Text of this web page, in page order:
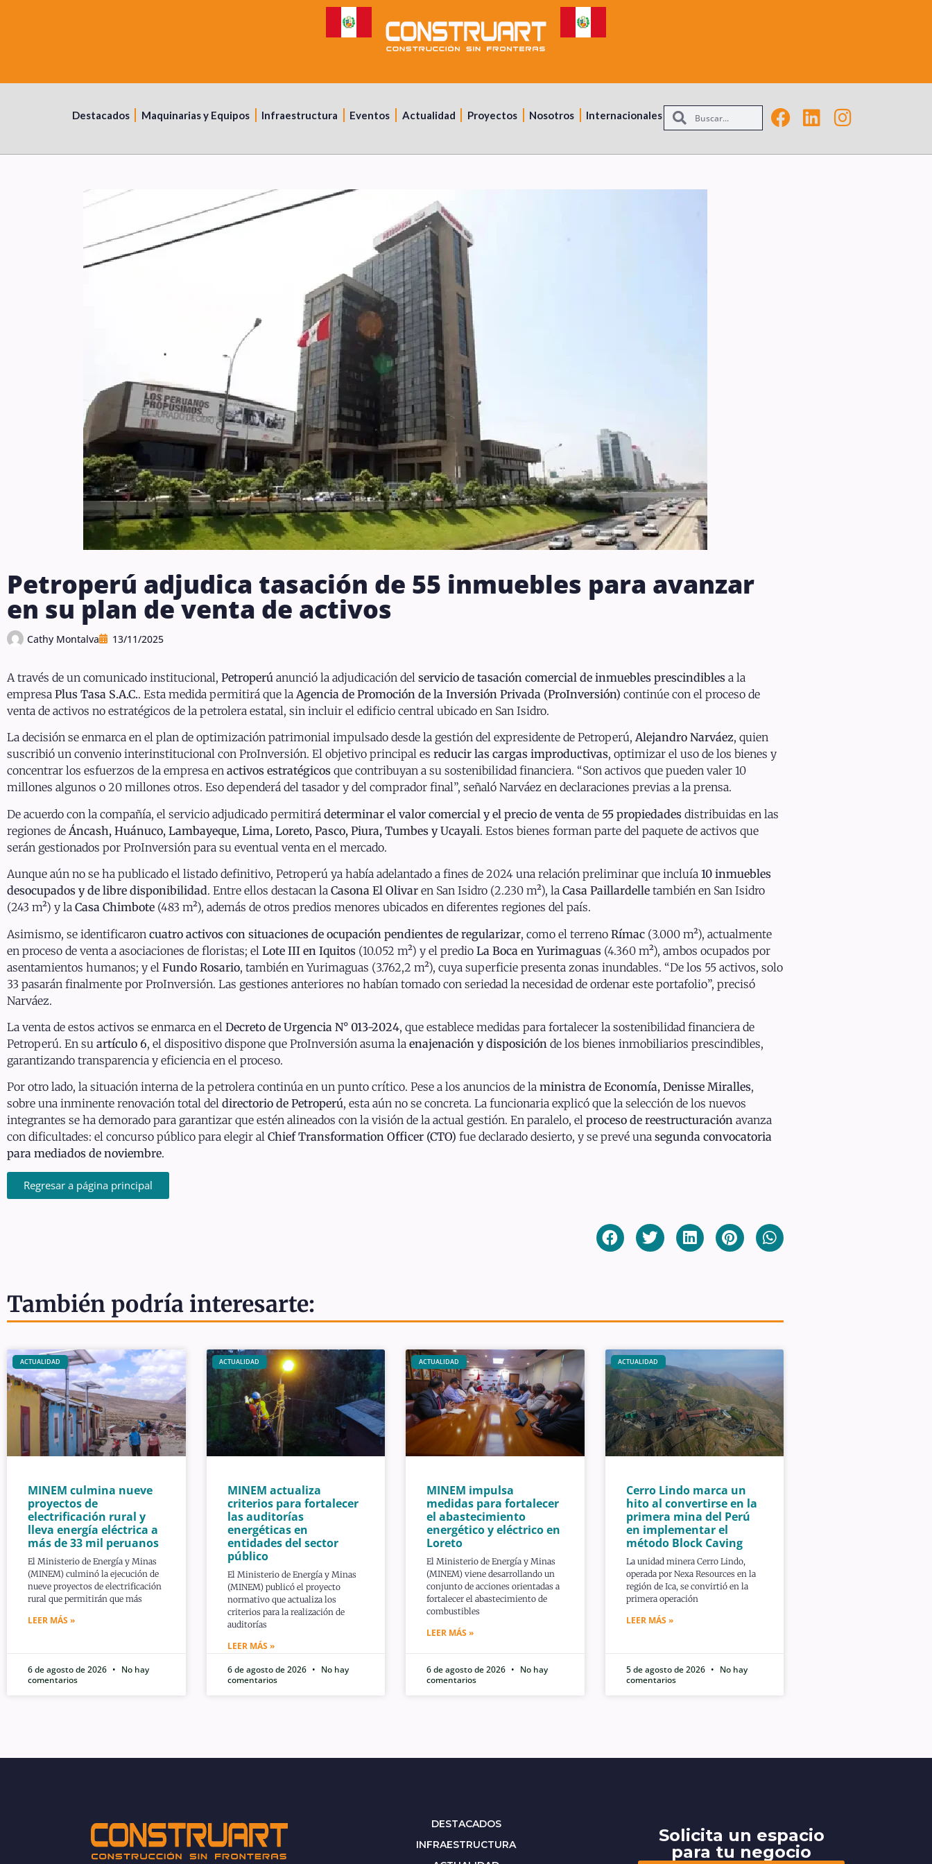
Destacados Maquinarias y Equipos Infraestructura Eventos Actualidad Proyectos Nosotros Internacionales
Petroperú adjudica tasación de 55 inmuebles para avanzar
en su plan de venta de activos
Cathy Montalva 13/11/2025
A través de un comunicado institucional, Petroperú anunció la adjudicación del servicio de tasación comercial de inmuebles prescindibles a la
empresa Plus Tasa S.A.C.. Esta medida permitirá que la Agencia de Promoción de la Inversión Privada (ProInversión) continúe con el proceso de
venta de activos no estratégicos de la petrolera estatal, sin incluir el edificio central ubicado en San Isidro.
La decisión se enmarca en el plan de optimización patrimonial impulsado desde la gestión del expresidente de Petroperú, Alejandro Narváez, quien
suscribió un convenio interinstitucional con ProInversión. El objetivo principal es reducir las cargas improductivas, optimizar el uso de los bienes y
concentrar los esfuerzos de la empresa en activos estratégicos que contribuyan a su sostenibilidad financiera. “Son activos que pueden valer 10
millones algunos o 20 millones otros. Eso dependerá del tasador y del comprador final”, señaló Narváez en declaraciones previas a la prensa.
De acuerdo con la compañía, el servicio adjudicado permitirá determinar el valor comercial y el precio de venta de 55 propiedades distribuidas en las
regiones de Áncash, Huánuco, Lambayeque, Lima, Loreto, Pasco, Piura, Tumbes y Ucayali. Estos bienes forman parte del paquete de activos que
serán gestionados por ProInversión para su eventual venta en el mercado.
Aunque aún no se ha publicado el listado definitivo, Petroperú ya había adelantado a fines de 2024 una relación preliminar que incluía 10 inmuebles
desocupados y de libre disponibilidad. Entre ellos destacan la Casona El Olivar en San Isidro (2.230 m²), la Casa Paillardelle también en San Isidro
(243 m²) y la Casa Chimbote (483 m²), además de otros predios menores ubicados en diferentes regiones del país.
Asimismo, se identificaron cuatro activos con situaciones de ocupación pendientes de regularizar, como el terreno Rímac (3.000 m²), actualmente
en proceso de venta a asociaciones de floristas; el Lote III en Iquitos (10.052 m²) y el predio La Boca en Yurimaguas (4.360 m²), ambos ocupados por
asentamientos humanos; y el Fundo Rosario, también en Yurimaguas (3.762,2 m²), cuya superficie presenta zonas inundables. “De los 55 activos, solo
33 pasarán finalmente por ProInversión. Las gestiones anteriores no habían tomado con seriedad la necesidad de ordenar este portafolio”, precisó
Narváez.
La venta de estos activos se enmarca en el Decreto de Urgencia N° 013-2024, que establece medidas para fortalecer la sostenibilidad financiera de
Petroperú. En su artículo 6, el dispositivo dispone que ProInversión asuma la enajenación y disposición de los bienes inmobiliarios prescindibles,
garantizando transparencia y eficiencia en el proceso.
Por otro lado, la situación interna de la petrolera continúa en un punto crítico. Pese a los anuncios de la ministra de Economía, Denisse Miralles,
sobre una inminente renovación total del directorio de Petroperú, esta aún no se concreta. La funcionaria explicó que la selección de los nuevos
integrantes se ha demorado para garantizar que estén alineados con la visión de la actual gestión. En paralelo, el proceso de reestructuración avanza
con dificultades: el concurso público para elegir al Chief Transformation Officer (CTO) fue declarado desierto, y se prevé una segunda convocatoria
para mediados de noviembre.
Regresar a página principal
También podría interesarte:
ACTUALIDAD
MINEM culmina nueve
proyectos de
electrificación rural y
lleva energía eléctrica a
más de 33 mil peruanos
El Ministerio de Energía y Minas
(MINEM) culminó la ejecución de
nueve proyectos de electrificación
rural que permitirán que más
LEER MÁS »
6 de agosto de 2026
No hay
comentarios
ACTUALIDAD
MINEM actualiza
criterios para fortalecer
las auditorías
energéticas en
entidades del sector
público
El Ministerio de Energía y Minas
(MINEM) publicó el proyecto
normativo que actualiza los
criterios para la realización de
auditorías
LEER MÁS »
6 de agosto de 2026
No hay
comentarios
ACTUALIDAD
MINEM impulsa
medidas para fortalecer
el abastecimiento
energético y eléctrico en
Loreto
El Ministerio de Energía y Minas
(MINEM) viene desarrollando un
conjunto de acciones orientadas a
fortalecer el abastecimiento de
combustibles
LEER MÁS »
6 de agosto de 2026
No hay
comentarios
ACTUALIDAD
Cerro Lindo marca un
hito al convertirse en la
primera mina del Perú
en implementar el
método Block Caving
La unidad minera Cerro Lindo,
operada por Nexa Resources en la
región de Ica, se convirtió en la
primera operación
LEER MÁS »
5 de agosto de 2026
No hay
comentarios
DESTACADOS
INFRAESTRUCTURA
Solicita un espacio
para tu negocio